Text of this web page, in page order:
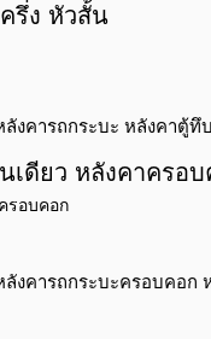
รึ่ง หัวสั้น
เดียว หลังคาครอ
ครอบคอก